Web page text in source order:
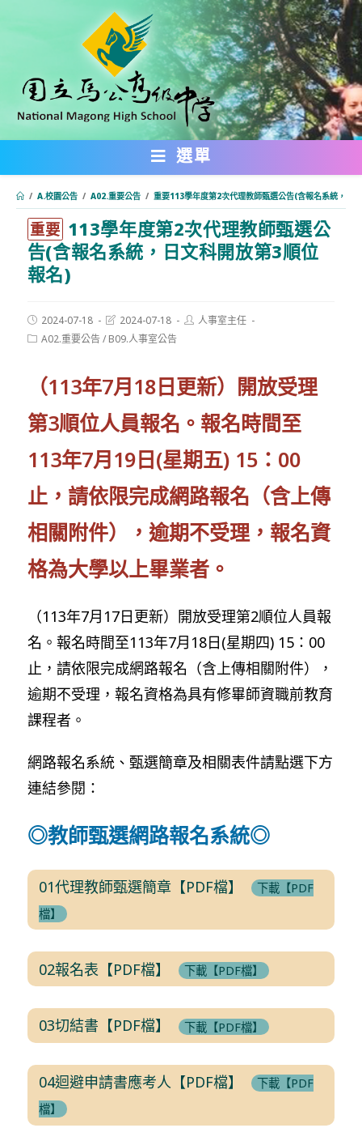
內
選單
/ A.校園公告 / A02.重要公告 / 重要113學年度第2次代理教師甄選公告(含報名系統，日
重要 113學年度第2次代理教師甄選公
告(含報名系統，日文科開放第3順位
報名)
Post
published:
2024-07-18
Post
modified:
2024-07-18
Post人事室主任
PostA02.重要公告/ B09.人事室公告
（113年7月18日更新）開放受理
第3順位人員報名。報名時間至
113年7月19日(星期五) 15：00
止，請依限完成網路報名（含上傳
相關附件），逾期不受理，報名資
格為大學以上畢業者。
（113年7月17日更新）開放受理第2順位人員報
名。報名時間至113年7月18日(星期四) 15：00
止，請依限完成網路報名（含上傳相關附件），
逾期不受理，報名資格為具有修畢師資職前教育
課程者。
網路報名系統、甄選簡章及相關表件請點選下方
連結參閱：
◎教師甄選網路報名系統◎
01代理教師甄選簡章【PDF檔】
下載【PDF
檔】
02報名表【PDF檔】 下載【PDF檔】
03切結書【PDF檔】 下載【PDF檔】
04迴避申請書應考人【PDF檔】
下載【PDF
檔】